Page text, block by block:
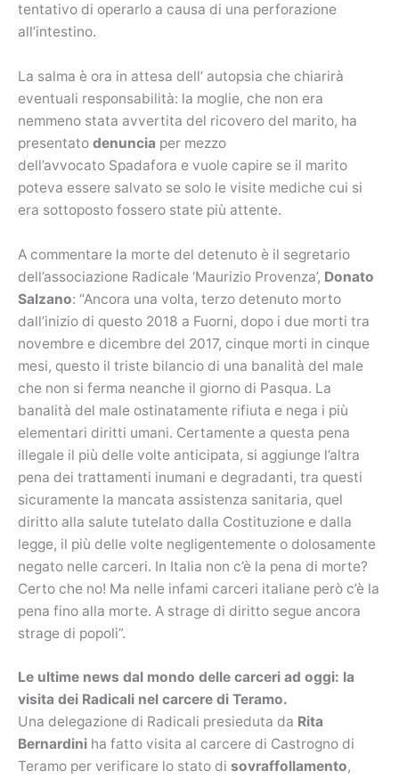
tentativo di operarlo a causa di una perforazione
all’intestino.
La salma è ora in attesa dell’ autopsia che chiarirà
eventuali responsabilità: la moglie, che non era
nemmeno stata avvertita del ricovero del marito, ha
presentato denuncia per mezzo
dell’avvocato Spadafora e vuole capire se il marito
poteva essere salvato se solo le visite mediche cui si
era sottoposto fossero state più attente.
A commentare la morte del detenuto è il segretario
dell’associazione Radicale ‘Maurizio Provenza’, Donato
Salzano: “Ancora una volta, terzo detenuto morto
dall’inizio di questo 2018 a Fuorni, dopo i due morti tra
novembre e dicembre del 2017, cinque morti in cinque
mesi, questo il triste bilancio di una banalità del male
che non si ferma neanche il giorno di Pasqua. La
banalità del male ostinatamente rifiuta e nega i più
elementari diritti umani. Certamente a questa pena
illegale il più delle volte anticipata, si aggiunge l’altra
pena dei trattamenti inumani e degradanti, tra questi
sicuramente la mancata assistenza sanitaria, quel
diritto alla salute tutelato dalla Costituzione e dalla
legge, il più delle volte negligentemente o dolosamente
negato nelle carceri. In Italia non c’è la pena di morte?
Certo che no! Ma nelle infami carceri italiane però c’è la
pena fino alla morte. A strage di diritto segue ancora
strage di popoli”.
Le ultime news dal mondo delle carceri ad oggi: la
visita dei Radicali nel carcere di Teramo.
Una delegazione di Radicali presieduta da Rita
Bernardini ha fatto visita al carcere di Castrogno di
Teramo per verificare lo stato di sovraffollamento,